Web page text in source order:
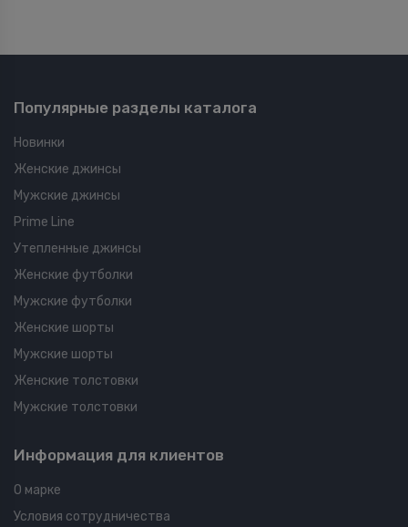
Популярные разделы каталога
Новинки
Женские джинсы
Мужские джинсы
Prime Line
Утепленные джинсы
Женские футболки
Мужские футболки
Женские шорты
Мужские шорты
Женские толстовки
Мужские толстовки
Информация для клиентов
О марке
Условия сотрудничества